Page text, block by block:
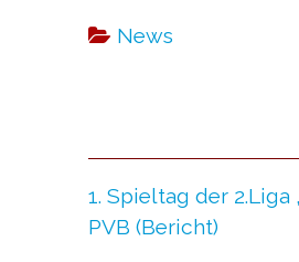
News
1. Spieltag der 2.Liga
PVB (Bericht)